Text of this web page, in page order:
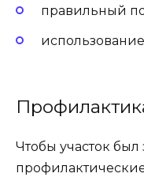
правильный
Чтобы участок